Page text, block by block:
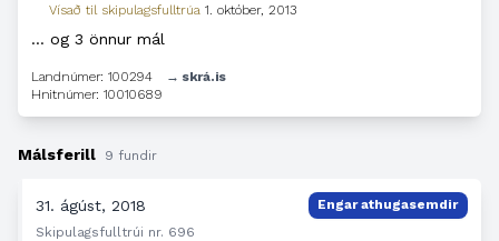
Vísað til skipulagsfulltrúa 1. október, 2013
… og 3 önnur mál
Landnúmer: 100294
→ skrá.is
Hnitnúmer: 10010689
Málsferill 9 fundir
31. ágúst, 2018
Engar athugasemdir
Skipulagsfulltrúi nr. 696